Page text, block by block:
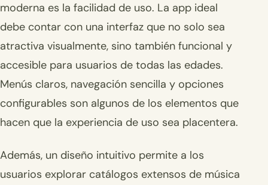
moderna es la facilidad de uso. La app ideal
debe contar con una interfaz que no solo sea
atractiva visualmente, sino también funcional y
accesible para usuarios de todas las edades.
Menús claros, navegación sencilla y opciones
configurables son algunos de los elementos que
hacen que la experiencia de uso sea placentera.
Además, un diseño intuitivo permite a los
usuarios explorar catálogos extensos de música